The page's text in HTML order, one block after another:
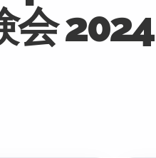
会 2024